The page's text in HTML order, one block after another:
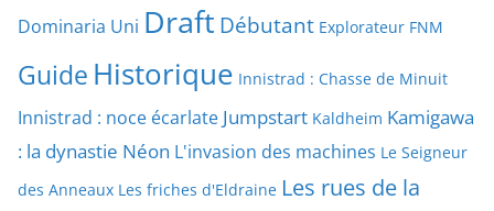
Dominaria Uni Draft Débutant Explorateur FNM
Guide Historique Innistrad : Chasse de Minuit
Innistrad : noce écarlate Jumpstart Kaldheim Kamigawa
: la dynastie Néon L'invasion des machines Le Seigneur
des Anneaux Les friches d'Eldraine Les rues de la